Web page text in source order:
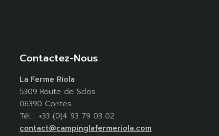
Contactez-Nous
La Ferme Riola
5309 Route de Sclos
06390 Contes
Tél. : +33 (0)4 93 79 03 02
contact@campinglafermeriola.com